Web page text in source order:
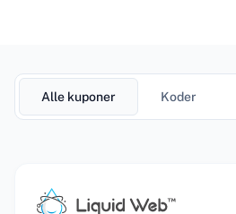
Alle kuponer Koder